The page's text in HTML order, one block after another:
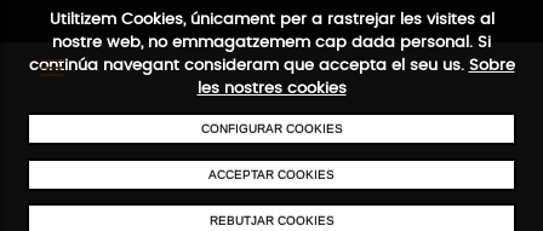
Utiltizem Cookies, únicament per a rastrejar les visites al
nostre web, no emmagatzemem cap dada personal. Si
continúa navegant consideram que accepta el seu us. Sobre
les nostres cookies
CONFIGURAR COOKIES
ACCEPTAR COOKIES
REBUTJAR COOKIES
ENVIAMENTS GRATUÏTS A PARTIR DE 50 €